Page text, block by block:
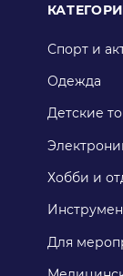
Спорт и
Одежда
Детские
Хобби и
Для